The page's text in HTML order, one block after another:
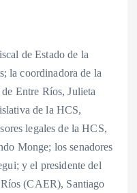
de Estado de la
la coordinadora de la
Entre Ríos, Julieta
de la HCS,
legales de la HCS,
Monge; los senadores
y el presidente del
(CAER), Santiago